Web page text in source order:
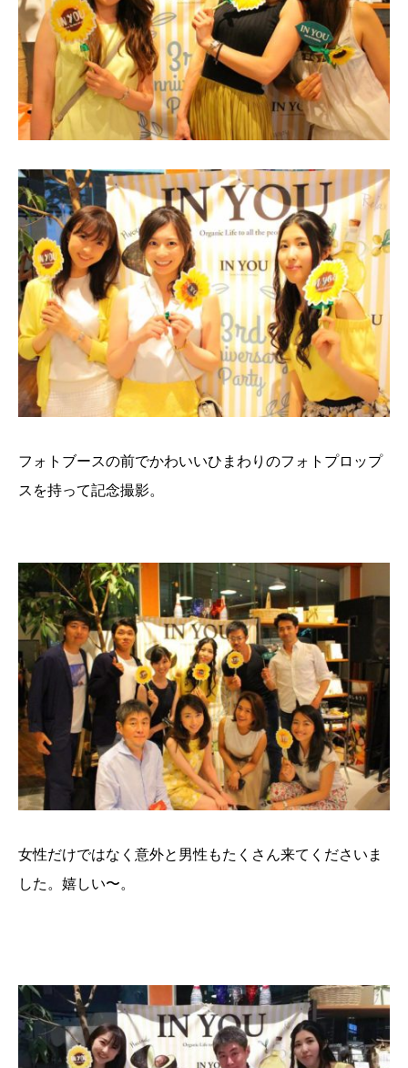
フォトブースの前でかわいいひまわりのフォトプロップ
スを持って記念撮影。
女性だけではなく意外と男性もたくさん来てくださいま
した。嬉しい〜。